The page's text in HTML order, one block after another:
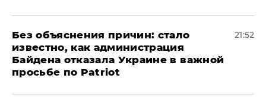
Без объяснения причин: стало
известно, как администрация
Байдена отказала Украине в важной
просьбе по Patriot
21:52